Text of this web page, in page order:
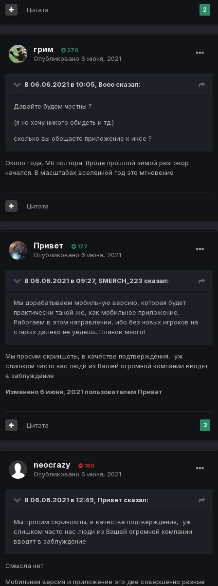
2
Цитата
грим 270
Опубликовано 6 июня, 2021
В 06.06.2021 в 10:05, Booo сказал:
Давайте будем честны ?
(я не хочу никого обидеть и тд.)
сколько вы обещаете приложение к иксе ?
Около года. Мб полтора. Вроде прошлой зимой разговор
начался. В масштабах вселенной год это мгновение
Цитата
Привет 177
Опубликовано 6 июня, 2021
В 06.06.2021 в 09:27, SMERCH_223 сказал:
Мы дорабатываем мобильную версию, которая будет
практически такой же, как мобильное приложение.
Работаем в этом направлении, ибо без новых игроков на
старых далеко не уедешь. Планов много!
Мы просим скриншоты, в качестве подтверждения, уж
слишком часто нас люди из Вашей огромной компании вводят
в заблуждение
Изменено 6 июня, 2021 пользователем Привет
3
Цитата
neocrazy 160
Опубликовано 6 июня, 2021
В 06.06.2021 в 12:49, Привет сказал:
Мы просим скриншоты, в качестве подтверждения, уж
слишком часто нас люди из Вашей огромной компании
вводят в заблуждение
Смысла нет.
Мобильная версия и приложение это две совершенно разные